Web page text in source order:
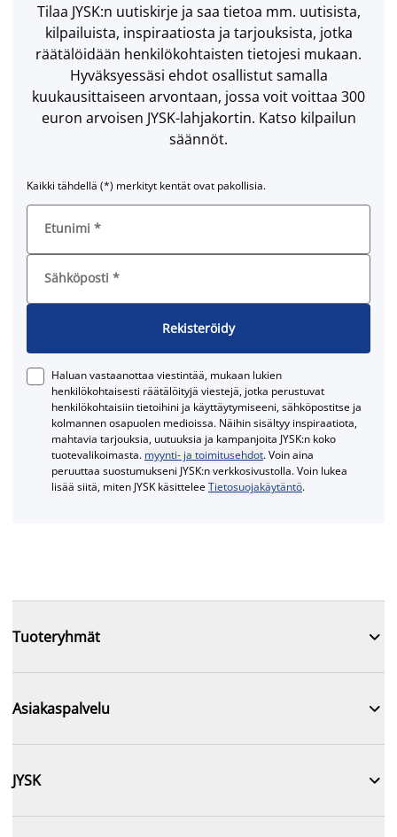
Tilaa JYSK:n uutiskirje ja saa tietoa mm. uutisista,
kilpailuista, inspiraatiosta ja tarjouksista, jotka
räätälöidään henkilökohtaisten tietojesi mukaan.
Hyväksyessäsi ehdot osallistut samalla
kuukausittaiseen arvontaan, jossa voit voittaa 300
euron arvoisen JYSK-lahjakortin. Katso kilpailun
säännöt.
Kaikki tähdellä (*) merkityt kentät ovat pakollisia.
Etunimi *
Sähköposti *
Rekisteröidy
Haluan vastaanottaa viestintää, mukaan lukien
henkilökohtaisesti räätälöityjä viestejä, jotka perustuvat
henkilökohtaisiin tietoihini ja käyttäytymiseeni, sähköpostitse ja
kolmannen osapuolen medioissa. Näihin sisältyy inspiraatiota,
mahtavia tarjouksia, uutuuksia ja kampanjoita JYSK:n koko
tuotevalikoimasta. myynti- ja toimitusehdot. Voin aina
peruuttaa suostumukseni JYSK:n verkkosivustolla. Voin lukea
lisää siitä, miten JYSK käsitteleeTietosuojakäytäntö.
Tuoteryhmät 
Asiakaspalvelu 
JYSK 